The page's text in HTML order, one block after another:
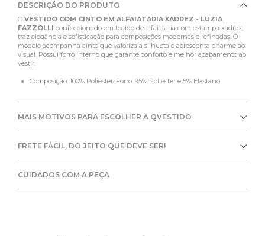
DESCRIÇÃO DO PRODUTO
O VESTIDO COM CINTO EM ALFAIATARIA XADREZ - LUZIA
FAZZOLLI confeccionado em tecido de alfaiataria com estampa xadrez,
traz elegância e sofisticação para composições modernas e refinadas. O
modelo acompanha cinto que valoriza a silhueta e acrescenta charme ao
visual. Possui forro interno que garante conforto e melhor acabamento ao
vestir.
Composição: 100% Poliéster. Forro: 95% Poliéster e 5% Elastano.
MAIS MOTIVOS PARA ESCOLHER A QVESTIDO
FRETE FÁCIL, DO JEITO QUE DEVE SER!
CUIDADOS COM A PEÇA